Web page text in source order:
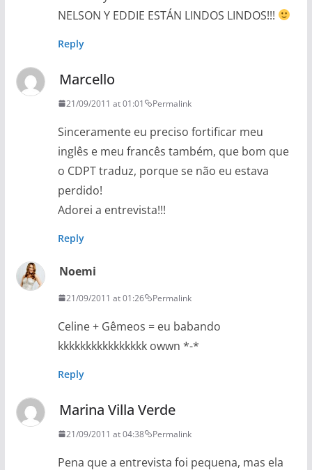
NELSON Y EDDIE ESTÁN LINDOS LINDOS!!!
Reply
Marcello
21/09/2011 at 01:01 Permalink
Sinceramente eu preciso fortificar meu
inglês e meu francês também, que bom que
o CDPT traduz, porque se não eu estava
perdido!
Adorei a entrevista!!!
Reply
Noemi
21/09/2011 at 01:26 Permalink
Celine + Gêmeos = eu babando
kkkkkkkkkkkkkkkk owwn *-*
Reply
Marina Villa Verde
21/09/2011 at 04:38 Permalink
Pena que a entrevista foi pequena, mas ela